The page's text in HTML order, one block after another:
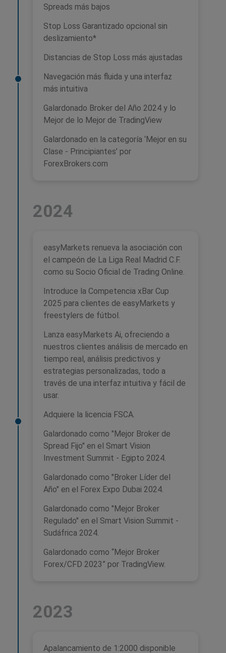
Spreads más bajos
Stop Loss Garantizado opcional sin
deslizamiento*
Distancias de Stop Loss más ajustadas
Navegación más fluida y una interfaz
más intuitiva
Galardonado Broker del Año 2024 y lo
Mejor de lo Mejor de TradingView
Galardonado en la categoría ‘Mejor en su
Clase - Principiantes’ por
ForexBrokers.com
easyMarkets renueva la asociación con
el campeón de La Liga Real Madrid C.F.
como su Socio Oficial de Trading Online.
Introduce la Competencia xBar Cup
2025 para clientes de easyMarkets y
freestylers de fútbol.
Lanza easyMarkets Ai, ofreciendo a
nuestros clientes análisis de mercado en
tiempo real, análisis predictivos y
estrategias personalizadas, todo a
través de una interfaz intuitiva y fácil de
usar.
Adquiere la licencia FSCA.
Galardonado como "Mejor Broker de
Spread Fijo" en el Smart Vision
Investment Summit - Egipto 2024.
Galardonado como "Broker Líder del
Año" en el Forex Expo Dubai 2024.
Galardonado como "Mejor Broker
Regulado" en el Smart Vision Summit -
Sudáfrica 2024.
Galardonado como “Mejor Broker
Forex/CFD 2023” por TradingView.
2024
Apalancamiento de 1:2000 disponible
2023